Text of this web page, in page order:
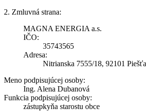
2. Zmluvná strana:
MAGNA ENERGIA a.s.
IČO:
35743565
Adresa:
Nitrianska 7555/18, 92101
Meno podpisujúcej osoby:
Ing. Alena Dubanová
Funkcia podpisujúcej osoby:
zástupkyňa starostu obce